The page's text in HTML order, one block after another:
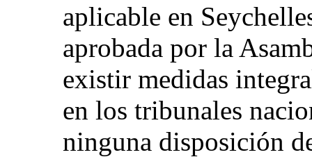
aplicable en
aprobada por la
existir medidas
en los tribunales
ninguna disposición